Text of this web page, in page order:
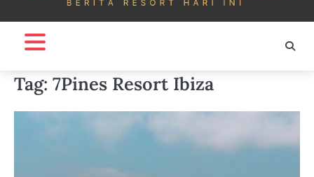
Tag: 7Pines Resort Ibiza